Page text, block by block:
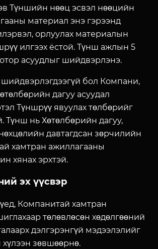
Түншийн нөөц эсвэл нөөцийн
материал энэ гэрээнд
орлуулах материалын
илгээх ёстой. Түнш ажлын 5
асуудлыг шийдвэрлэнэ.
шийдвэрлэгдээгүй бол Компани,
дагуу асуудал
Түншрүү явуулах төлбөрийг
Түнш нь Хөтөлбөрийн дагуу,
давтагдсан зөрчилийн
хамтран ажиллагааны
хянах эрхтэй.
эх үүсвэр
үед, Компанитай хамтран
төлөвлөсөн хөдөлгөөний
дэлгэрэнгүй мэдээлэлийг
хүлээн зөвшөөрнө.